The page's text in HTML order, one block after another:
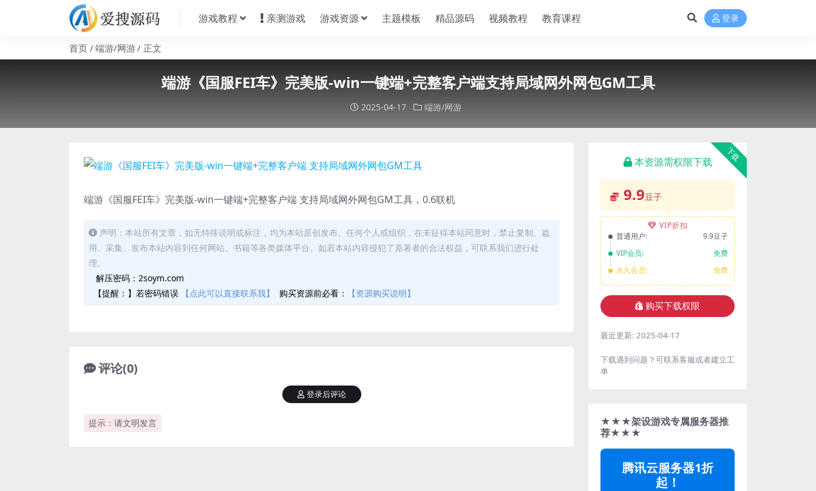
游戏教程 亲测游戏 游戏资源 主题模板 精品源码 视频教程 教育课程 登录
首页 端游/网游 正文
端游《国服FEI车》完美版-win一键端+完整客户端支持局域网外网包GM工具
2025-04-17 端游/网游
端游《国服FEI车》完美版-win一键端+完整客户端 支持局域网外网包GM工具，0.6联机
声明：本站所有文章，如无特殊说明或标注，均为本站原创发布。任何个人或组织，在未征得本站同意时，禁止复制、盗
用、采集、发布本站内容到任何网站、书籍等各类媒体平台。如若本站内容侵犯了原著者的合法权益，可联系我们进行处
理。
解压密码：2soym.com
【提醒：】若密码错误
【点此可以直接联系我】 购买资源前必看： 【资源购买说明】
评论(0)
提示：请文明发言
登录后评论
下载
本资源需权限下载
9.9豆子
VIP折扣
普通用户:
9.9豆子
VIP会员:
免费
永久会员:
免费
购买下载权限
最近更新: 2025-04-17
下载遇到问题？可联系客服或者建立工
单
★★★架设游戏专属服务器推
荐★★★
腾讯云服务器1折
起！